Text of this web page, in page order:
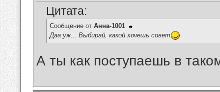
Цитата:
Сообщение от Анна-1001
Даа уж... Выбирай, какой хочешь совет
А ты как поступаешь в